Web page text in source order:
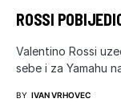
ROSSI
Valentino Rossi
sebe i za Yamahu
BY IVAN VRHOVEC